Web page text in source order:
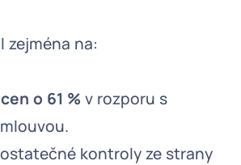
zejména na:
o 61 % v rozporu s
kontroly ze strany